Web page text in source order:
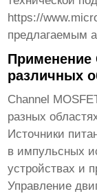
https://
предлагаемым
Применение
различных
Channel
разных
Источники
в импульсных
устройствах и
Управление